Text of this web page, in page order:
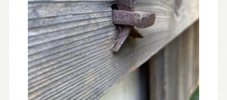
見学会・イベント
新着情報
ブログ・家づくりコラム
私たちについて